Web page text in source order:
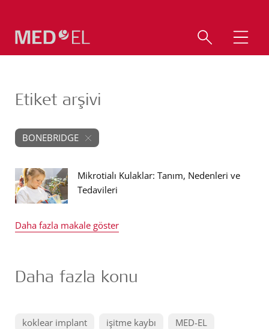
Etiket arşivi
BONEBRIDGE
Mikrotialı Kulaklar: Tanım, Nedenleri ve
Tedavileri
Daha fazla makale göster
Daha fazla konu
koklear implant işitme kaybı
MED-EL